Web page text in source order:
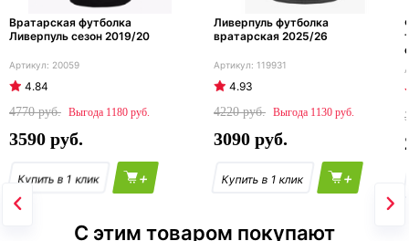
Вратарская футболка
Ливерпуль сезон 2019/20
20059
4.84
4770
1180
3590
+
Ливерпуль футболка
вратарская 2025/26
119931
4.93
4220
1130
3090
+
С этим товаром покупают